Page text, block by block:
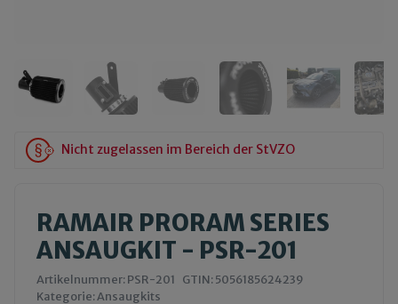
Nicht zugelassen im Bereich der StVZO
RAMAIR PRORAM SERIES
ANSAUGKIT - PSR-201
Artikelnummer:PSR-201 GTIN:5056185624239
Kategorie:Ansaugkits